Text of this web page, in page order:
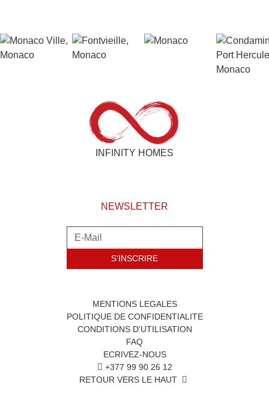
INFINITY HOMES
NEWSLETTER
S'INSCRIRE
MENTIONS LEGALES
POLITIQUE DE CONFIDENTIALITE
CONDITIONS D'UTILISATION
FAQ
ECRIVEZ-NOUS
+377 99 90 26 12
RETOUR VERS LE HAUT